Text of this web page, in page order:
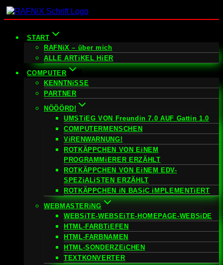
Zum
Inhalt
START
RAFNiX – über mich
ALLE ARTiKEL HiER
COMPUTER
KENNTNiSSE
PARTNER
NÖÖÖRD!
UMSTiEG VON Freundin 7.0 AUF Gattin 1.0
COMPUTERMENSCHEN
ViRENWARNUNG!
ROTKÄPPCHEN VON EiNEM
PROGRAMMiERER ERZÄHLT
ROTKÄPPCHEN VON EiNEM EDV-
SPEZiALiSTEN ERZÄHLT
ROTKÄPPCHEN iN BASiC iMPLEMENTiERT
WEBMASTERiNG
WEBSiTE-WEBSEiTE-HOMEPAGE-WEBSiDE
HTML-FARBTiEFEN
HTML-FARBNAMEN
HTML-SONDERZEiCHEN
TEXTKONVERTER